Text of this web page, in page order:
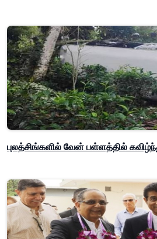
புலத்சிங்களில் வேன் பள்ளத்தில்